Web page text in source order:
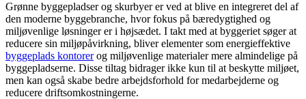
Grønne byggepladser og skurbyer er ved at blive en integreret del af
den moderne byggebranche, hvor fokus på bæredygtighed og
miljøvenlige løsninger er i højsædet. I takt med at byggeriet søger at
reducere sin miljøpåvirkning, bliver elementer som energieffektive
byggeplads kontorerog miljøvenlige materialer mere almindelige på
byggepladserne. Disse tiltag bidrager ikke kun til at beskytte miljøet,
men kan også skabe bedre arbejdsforhold for medarbejderne og
reducere driftsomkostningerne.